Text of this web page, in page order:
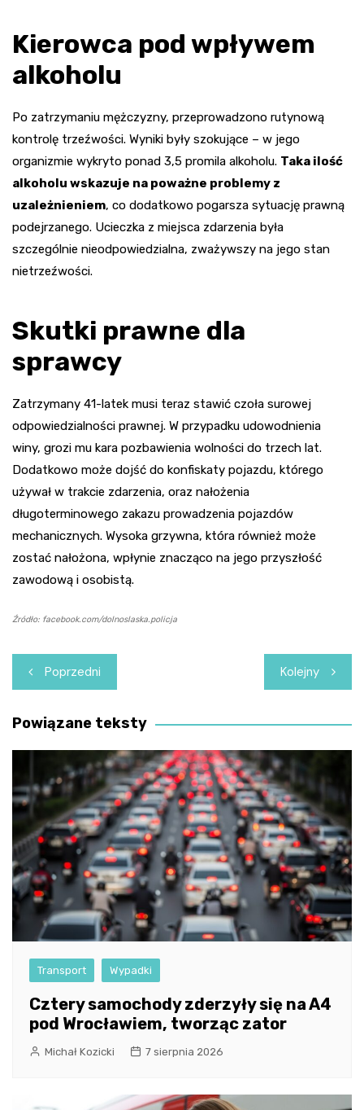
Kierowca pod wpływem
alkoholu
Po zatrzymaniu mężczyzny, przeprowadzono rutynową
kontrolę trzeźwości. Wyniki były szokujące – w jego
organizmie wykryto ponad 3,5 promila alkoholu. Taka ilość
alkoholu wskazuje na poważne problemy z
uzależnieniem, co dodatkowo pogarsza sytuację prawną
podejrzanego. Ucieczka z miejsca zdarzenia była
szczególnie nieodpowiedzialna, zważywszy na jego stan
nietrzeźwości.
Skutki prawne dla
sprawcy
Zatrzymany 41-latek musi teraz stawić czoła surowej
odpowiedzialności prawnej. W przypadku udowodnienia
winy, grozi mu kara pozbawienia wolności do trzech lat.
Dodatkowo może dojść do konfiskaty pojazdu, którego
używał w trakcie zdarzenia, oraz nałożenia
długoterminowego zakazu prowadzenia pojazdów
mechanicznych. Wysoka grzywna, która również może
zostać nałożona, wpłynie znacząco na jego przyszłość
zawodową i osobistą.
Źródło: facebook.com/dolnoslaska.policja
Nawigacja
wpisu
Poprzedni Kolejny
Powiązane teksty
Transport Wypadki
Cztery samochody zderzyły się na A4
pod Wrocławiem, tworząc zator
Michał Kozicki 7 sierpnia 2026